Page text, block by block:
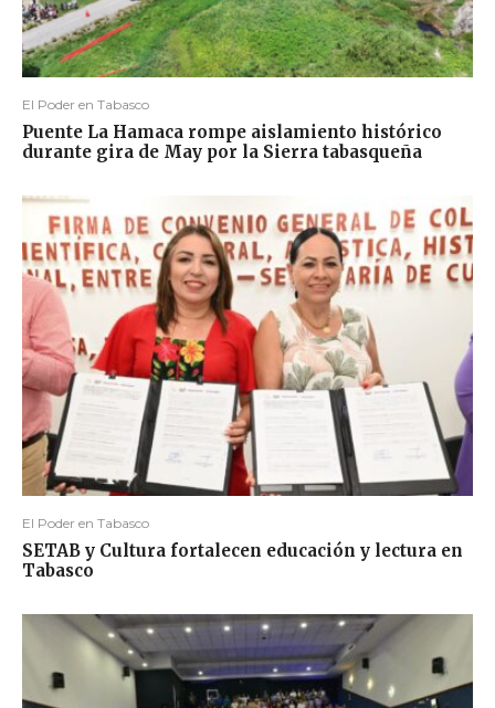
El Poder en Tabasco
Puente La Hamaca rompe aislamiento histórico
durante gira de May por la Sierra tabasqueña
El Poder en Tabasco
SETAB y Cultura fortalecen educación y lectura en
Tabasco